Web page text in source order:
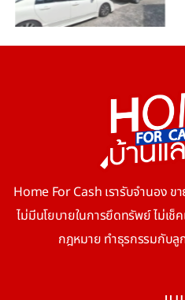
Home For Cash เรารับจำนอง ข
ไม่มีนโยบายในการยึดทรัพย์ ไม่เช็
กฎหมาย ทำธุรกรรมกับ